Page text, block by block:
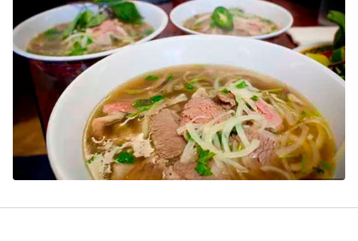
Giải sao mai
Làm đẹp
Chất lượng cuộc sống
Tuyển sinh
Học trực tuyến
Công nghệ
Hitech Công nghệ tương lai
Sản phẩm
Thị trường
Tư vấn
Giao lưu trực tuyến
Lịch phát sóng
Chuyên mục khác
Emagazine Podcast